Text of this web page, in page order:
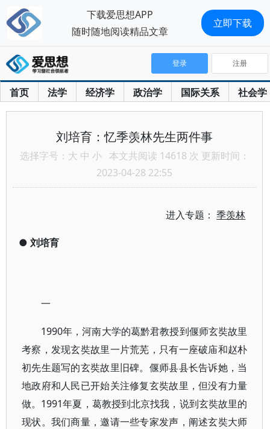
首页 法学 经济学 政治学 国际关系 社会学
登录 注册
刘培育：忆季羡林先生两件事
选择字号： 大 中 小 本文共阅读 14618 次 更新时间：
2023-04-28 22:55
进入专题：季羡林
● 刘培育
一
1990年，河南大学的葛黔君教授到偃师玄奘故里
考察，发现玄奘故里一片荒芜，只有一座破庙和赵朴
初先生题写的玄奘故里旧碑。偃师县县长告诉她，当
地政府和人民已开始关注修复玄奘故里，但没有力量
做。1991年夏，葛教授到北京找我，说到玄奘故里的
现状。我们商量，邀请一些专家发声，阐述玄奘大师
下载爱思想APP
随时随地阅读精品文章
立即下载